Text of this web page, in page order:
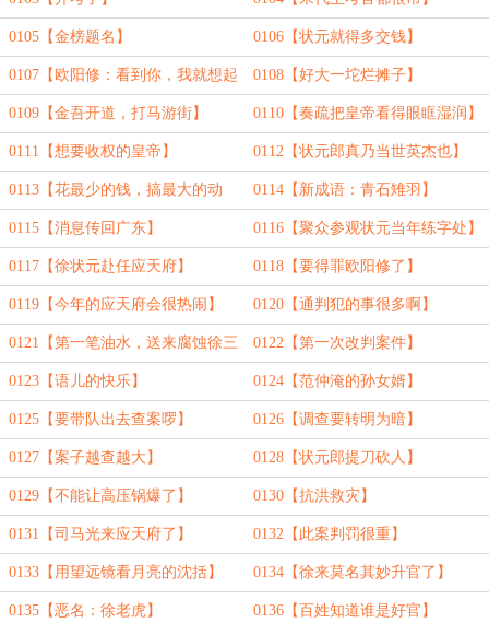
0105【金榜题名】 0106【状元就得多交钱】
0107【欧阳修：看到你，我就想起
韩琦】
0108【好大一坨烂摊子】
0109【金吾开道，打马游街】 0110【奏疏把皇帝看得眼眶湿润】
0111【想要收权的皇帝】 0112【状元郎真乃当世英杰也】
0113【花最少的钱，搞最大的动
静】
0114【新成语：青石雉羽】
0115【消息传回广东】 0116【聚众参观状元当年练字处】
0117【徐状元赴任应天府】 0118【要得罪欧阳修了】
0119【今年的应天府会很热闹】 0120【通判犯的事很多啊】
0121【第一笔油水，送来腐蚀徐三
郎了】
0122【第一次改判案件】
0123【语儿的快乐】 0124【范仲淹的孙女婿】
0125【要带队出去查案啰】 0126【调查要转明为暗】
0127【案子越查越大】 0128【状元郎提刀砍人】
0129【不能让高压锅爆了】 0130【抗洪救灾】
0131【司马光来应天府了】 0132【此案判罚很重】
0133【用望远镜看月亮的沈括】 0134【徐来莫名其妙升官了】
0135【恶名：徐老虎】 0136【百姓知道谁是好官】